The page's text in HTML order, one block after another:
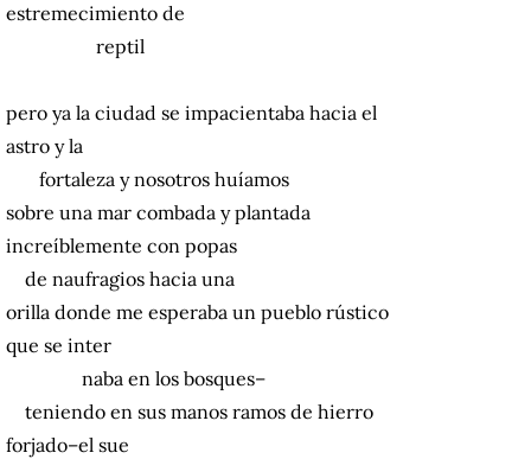
estremecimiento de
reptil
pero ya la ciudad se impacientaba hacia el
astro y la
fortaleza y nosotros huíamos
sobre una mar combada y plantada
increíblemente con popas
de naufragios hacia una
orilla donde me esperaba un pueblo rústico
que se inter
naba en los bosques–
teniendo en sus manos ramos de hierro
forjado–el sue